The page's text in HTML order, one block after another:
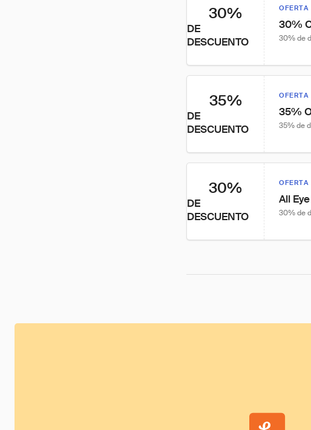
30%
DE
DESCUENTO
OFERTA
30%
30% de
35%
DE
DESCUENTO
OFERTA
35%
35% de
30%
DE
DESCUENTO
OFERTA
All
30% de